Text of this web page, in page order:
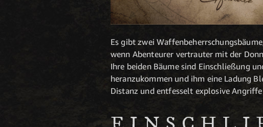
Es gibt zwei
wenn Abenteurer vertrauter mit der
Ihre beiden Bäume sind Einschließung
heranzukommen und ihm eine Ladung
Distanz und entfesselt explosive